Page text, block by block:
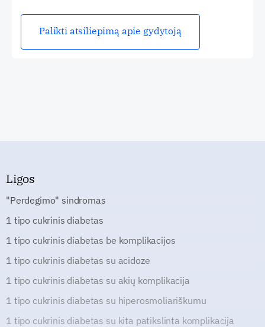
Palikti atsiliepimą apie gydytoją
Ligos
"Perdegimo" sindromas
1 tipo cukrinis diabetas
1 tipo cukrinis diabetas be komplikacijos
1 tipo cukrinis diabetas su acidoze
1 tipo cukrinis diabetas su akių komplikacija
1 tipo cukrinis diabetas su hiperosmoliariškumu
1 tipo cukrinis diabetas su kita patikslinta komplikacija